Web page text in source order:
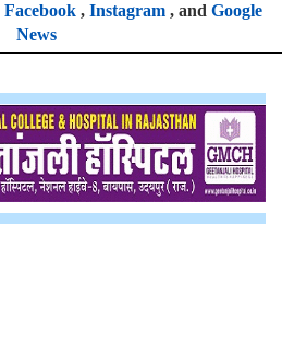
Facebook, Instagram, and Google
News